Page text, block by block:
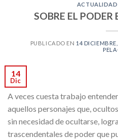
ACTUALIDAD
SOBRE EL
PUBLICADO EN 14
14
Dic
A veces cuesta trabajo
aquellos personajes que,
sin necesidad de ocultarse,
trascendentales de poder que